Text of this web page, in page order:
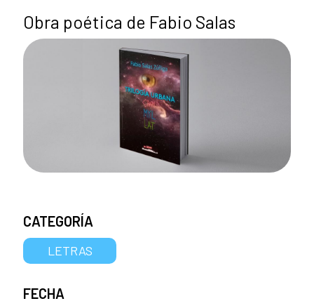
Obra poética de Fabio Salas
CATEGORÍA
LETRAS
FECHA